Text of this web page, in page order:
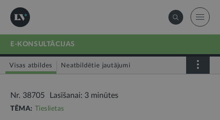
E-KONSULTĀCIJAS
Visas atbildes Neatbildētie jautājumi
Nr. 38705 Lasīšanai: 3 minūtes
TĒMA: Tieslietas